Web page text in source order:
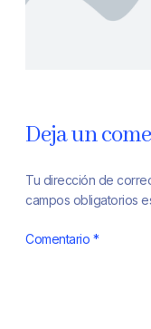
Deja un
Tu dirección de
campos obligatorios
Comentario *